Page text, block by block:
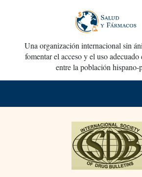
Una organización internacional sin
fomentar el acceso y el uso
entre la población hispano-